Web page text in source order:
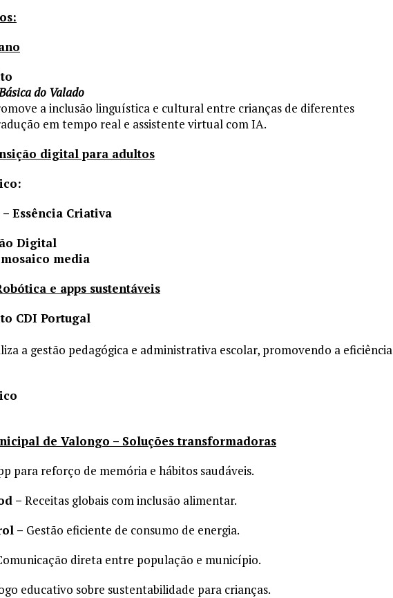
do Valado
a inclusão linguística e cultural entre crianças de diferentes
em tempo real e assistente virtual com IA.
digital para adultos
Essência Criativa
Digital
media
e apps sustentáveis
CDI Portugal
a gestão pedagógica e administrativa escolar, promovendo a eficiência
de Valongo – Soluções transformadoras
para reforço de memória e hábitos saudáveis.
– Receitas globais com inclusão alimentar.
– Gestão eficiente de consumo de energia.
direta entre população e município.
educativo sobre sustentabilidade para crianças.